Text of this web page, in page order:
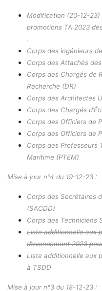
Modification (20-12-
promotions TA 2023
.
Corps des ingénieurs
Corps des Attachés
Corps des Chargés de
Recherche (DR)
Corps des Architectes
Corps des Chargés
Corps des Officiers de
Corps des Officiers de
Corps des Professeurs
Maritime (PTEM)
Mise à jour n°4 du 19-12-23 :
Corps des Secrétaires d
(SACDD)
Corps des Techniciens
Liste additionnelle aux
d’avancement 2023
Liste additionnelle aux
à TSDD
Mise à jour n°3 du 18-12-23 :